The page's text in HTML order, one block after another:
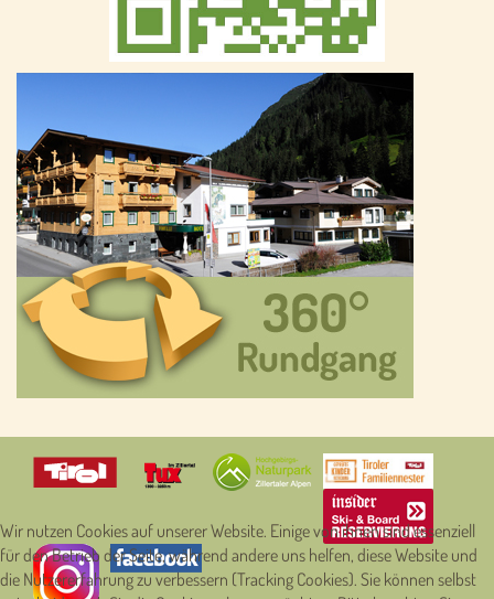
Wir nutzen Cookies auf unserer Website. Einige von ihnen sind essenziell
für den Betrieb der Seite, während andere uns helfen, diese Website und
die Nutzererfahrung zu verbessern (Tracking Cookies). Sie können selbst